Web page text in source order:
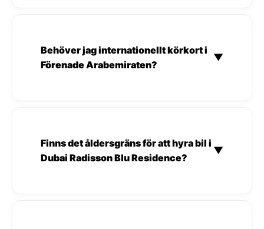
Behöver jag internationellt körkort i
Förenade Arabemiraten?
▼
Finns det åldersgräns för att hyra bil i
Dubai Radisson Blu Residence?
▼